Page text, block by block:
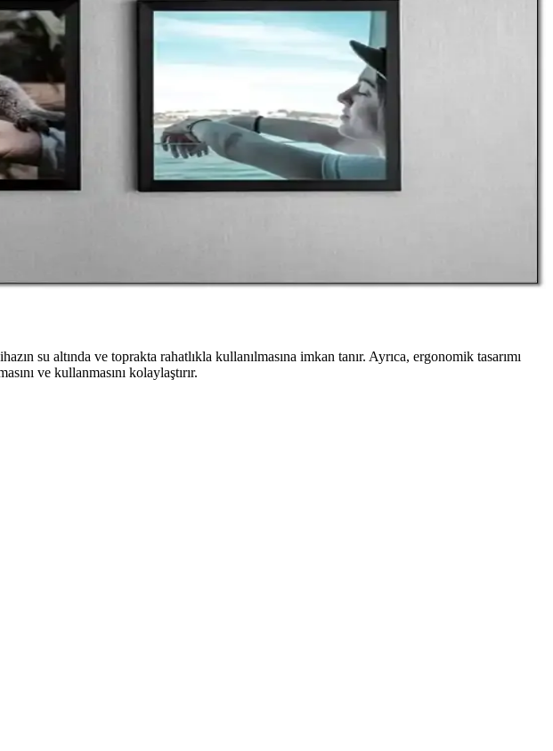
gelişmelerle uzun ömürlü ve estetik çözümler sunuluyor.
katar.
ve tasarımlarla masa düzeninizi kişiselleştirebilirsiniz.
su altında ve toprakta rahatlıkla kullanılmasına imkan tanır. Ayrıca, ergonomik tasarımı
ve kullanmasını kolaylaştırır.